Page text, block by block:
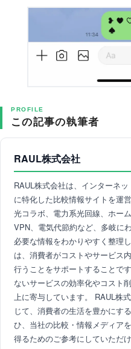
PROFILE
この記事の執筆者
RAUL株式会社
RAUL株式会社は、インターネ
に特化した比較情報サイトを運
光コラボ、電力系光回線、ホー
VPN、電気代節約など、多岐に
必要な情報をわかりやすく整理
は、消費者がコストやサービス
行うことをサポートすることで
ないサービスの効率化やコスト
上に寄与しています。 RAUL株
じて、消費者の生活を豊かにす
ひ、当社の比較・情報メディア
得るためのご参考にしていただけ